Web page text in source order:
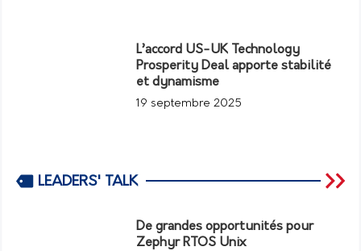
L’accord US-UK Technology
Prosperity Deal apporte stabilité
et dynamisme
19 septembre 2025
LEADERS' TALK
De grandes opportunités pour
Zephyr RTOS Unix